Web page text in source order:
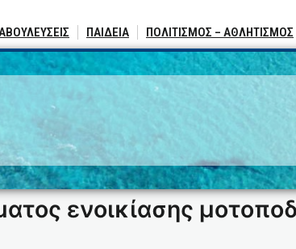
ΠΑΙΔΕΙΑ ΠΟΛΙΤΙΣΜΟΣ – ΑΘΛΗΤΙΣΜΟΣ
ενοικίασης